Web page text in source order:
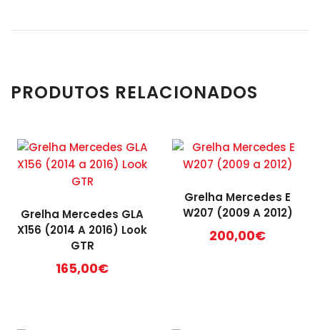
PRODUTOS RELACIONADOS
Grelha Mercedes GLA
X156 (2014 A 2016) Look
GTR
165,00€
Grelha Mercedes E
W207 (2009 A 2012)
200,00€